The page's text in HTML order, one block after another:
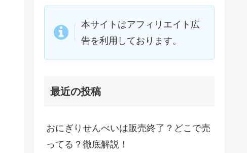
本サイトはアフィリエイト広
告を利用しております。
最近の投稿
おにぎりせんべいは販売終了？どこで売
ってる？徹底解説！